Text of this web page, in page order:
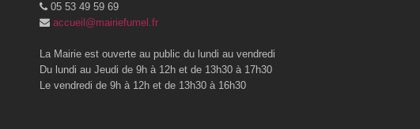
05 53 49 59 69
accueil@mairiefumel.fr
La Mairie est ouverte au public du lundi au vendredi
Du lundi au Jeudi de 9h à 12h et de 13h30 à 17h30
Le vendredi de 9h à 12h et de 13h30 à 16h30